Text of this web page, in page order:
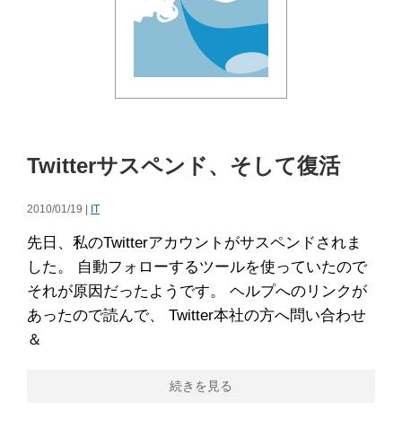
Twitterサスペンド、そして復活
2010/01/19 | IT
先日、私のTwitterアカウントがサスペンドされま
した。 自動フォローするツールを使っていたので
それが原因だったようです。 ヘルプへのリンクが
あったので読んで、 Twitter本社の方へ問い合わせ
＆
続きを見る